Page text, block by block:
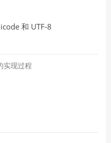
和 UTF-8
实现过程